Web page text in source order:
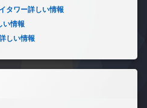
タワー詳しい情報
い情報
しい情報